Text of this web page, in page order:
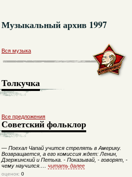
Музыкальный архив 1997
Вся музыка
Толкучка
Все предложения
Советский фольклор
— Поехал Чапай учится стрелять в Америку.
Возвращается, а его комиссия ждет: Ленин,
Дзержинский и Петька. - Показывай, - говорят, -
чему научился.… читать далее
оценок: 0